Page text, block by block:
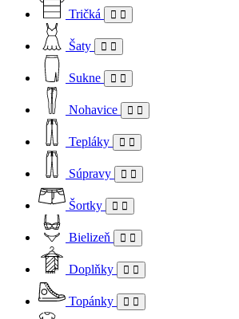
Tričká
Šaty
Sukne
Nohavice
Tepláky
Súpravy
Šortky
Bielizeň
Doplňky
Topánky